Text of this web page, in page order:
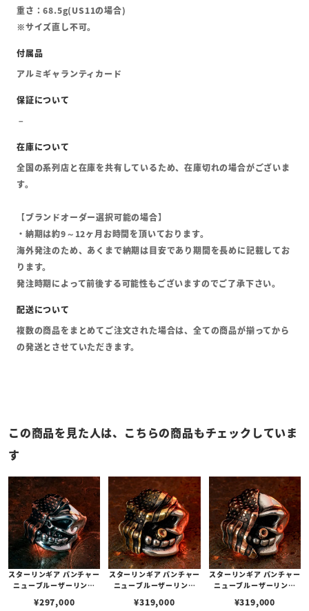
重さ：68.5g(US11の場合)
※サイズ直し不可。
アルミギャランティカード
全国の系列店と在庫を共有しているため、在庫切れの場合がございま
す。
【ブランドオーダー選択可能の場合】
・納期は約9～12ヶ月お時間を頂いております。
海外発注のため、あくまで納期は目安であり期間を長めに記載してお
ります。
発注時期によって前後する可能性もございますのでご了承下さい。
複数の商品をまとめてご注文された場合は、全ての商品が揃ってから
の発送とさせていただきます。
この商品を見た人は、こちらの商品もチェックしていま
す
スターリンギア パンチャー
ニューブルーザーリング
ーアメリカンフラッグ
¥297,000
スターリンギア パンチャー
ニューブルーザーリング
スアメリカンフラッグ&シ
¥319,000
スターリンギア パンチャー
ニューブルーザーリング
ーアメリカンフラッグ&シ
¥319,000